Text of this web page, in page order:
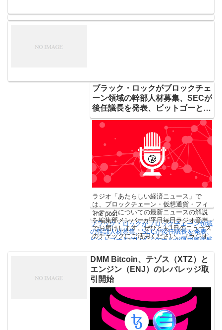
最近2,917％ […]
ブラック・ロックがブロックチェ
ーン領域の幹部人材募集、SECが
後任議長を発表、ビットゴーとグ
レイスケールが運用資産残高160
億ドル突破などのブロックチェー
ン・仮想通貨ニュース解説
ラジオ「あたらしい経済ニュース」で
は、ブロックチェーン・仮想通貨・フィ
ンテックについての最新ニュースの解説
を編集部メンバーが平日毎日ラジオ音声
でお届けします。ぜひとも1日のニュース
のチェックにご活用ください。（ラジオ
The post
ブラック・ロックがブロックチェーン領域
の幹部人材募集、SECが後任議長を発表、
ビットゴーとグレイスケールが運用資産残
ン・仮想通貨ニュース解説 first appeared
onあたらしい経済
DMM Bitcoin、テゾス（XTZ）と
エンジン（ENJ）のレバレッジ取
引開始